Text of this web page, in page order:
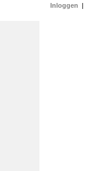
Inloggen |